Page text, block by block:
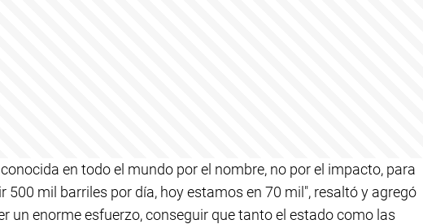
en todo el mundo por el nombre, no por el impacto, para
500 mil barriles por día, hoy estamos en 70 mil", resaltó y agregó
un enorme esfuerzo, conseguir que tanto el estado como las